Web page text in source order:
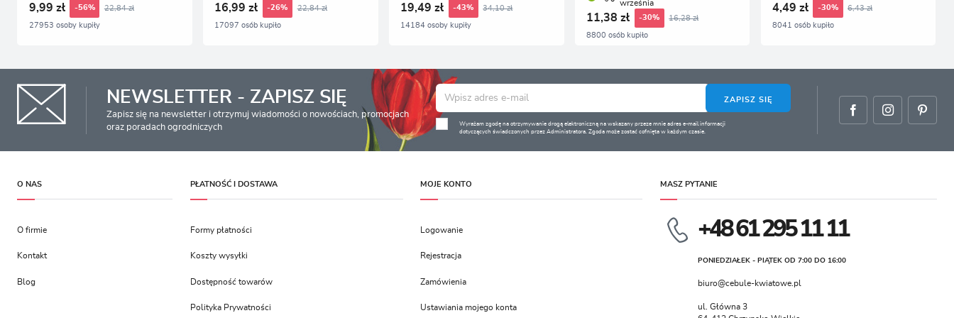
9,99 zł -56% 22,84 zł
27953 osoby kupiły
16,99 zł -26% 22,84 zł
17097 osób kupiło
19,49 zł -43% 34,10 zł
14184 osoby kupiły
września
11,38 zł -30% 16,28 zł
8800 osób kupiło
4,49 zł -30% 6,43 zł
8041 osób kupiło
NEWSLETTER - ZAPISZ SIĘ
Zapisz się na newsletter i otrzymuj wiadomości o nowościach, promocjach
oraz poradach ogrodniczych
ZAPISZ SIĘ
Wyrażam zgodę na otrzymywanie drogą elektroniczną na wskazany przeze mnie adres e-mail informacji
dotyczących świadczonych przez Administratora. Zgoda może zostać cofnięta w każdym czasie.
O NAS
O firmie
Kontakt
Blog
PŁATNOŚĆ I DOSTAWA
Formy płatności
Koszty wysyłki
Dostępność towarów
Polityka Prywatności
MOJE KONTO
Logowanie
Rejestracja
Zamówienia
Ustawiania mojego konta
MASZ PYTANIE
+48 61 295 11 11
PONIEDZIAŁEK - PIĄTEK OD 7:00 DO 16:00
biuro@cebule-kwiatowe.pl
ul. Główna 3